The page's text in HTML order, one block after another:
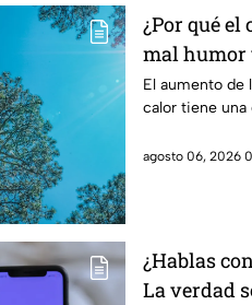
¿Por qué el
mal humor
reales de
cuerpo
El aumento de
calor tiene
agosto 06, 2026
¿Hablas
La verdad